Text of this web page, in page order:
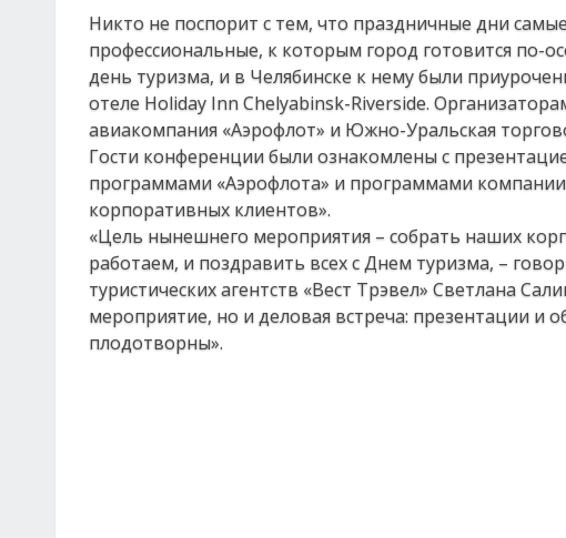
Никто не поспорит с тем, что праздничные дни
профессиональные, к которым город готовится по-
день туризма, и в Челябинске к нему были
отеле Holiday Inn Chelyabinsk-Riverside.
авиакомпания «Аэрофлот» и Южно-Уральская
Гости конференции были ознакомлены с
программами «Аэрофлота» и программами
корпоративных клиентов».
«Цель нынешнего мероприятия – собрать наших
работаем, и поздравить всех с Днем туризма, –
туристических агентств «Вест Трэвел» Светлана
мероприятие, но и деловая встреча: презентации и
плодотворны».